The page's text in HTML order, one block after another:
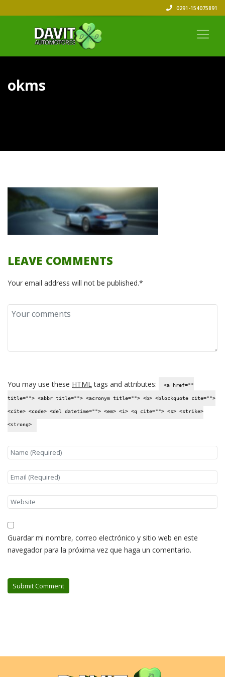
0291-154075891
okms
LEAVE COMMENTS
Your email address will not be published.*
You may use these HTMLtags and attributes: <a href=""
title=""> <abbr title=""> <acronym title=""> <b> <blockquote cite="">
<cite> <code> <del datetime=""> <em> <i> <q cite=""> <s> <strike>
<strong>
Guardar mi nombre, correo electrónico y sitio web en este
navegador para la próxima vez que haga un comentario.